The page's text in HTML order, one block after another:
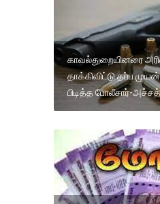
காவல்துறையினரை
தாக்கிவிட்டு தப்ப
பிடித்த போலீசார்-